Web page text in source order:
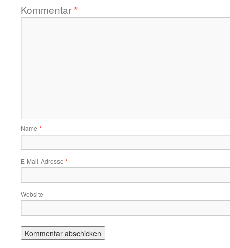
Kommentar*
Name *
E-Mail-Adresse *
Website